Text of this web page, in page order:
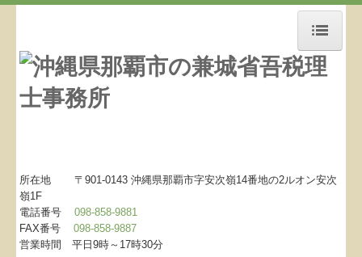
ホーム
お知らせ
経営理念
交通案内
料金について
所在地 〒901-0143 沖縄県那覇市字安次嶺14番地の2ルオン安次
嶺1F
電話番号098-858-9881
FAX番号098-858-9887
営業時間 平日9時～17時30分